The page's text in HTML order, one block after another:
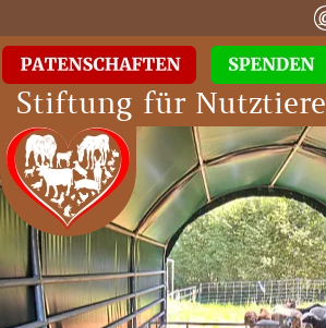
Stiftung für Nutztiere